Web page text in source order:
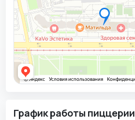
График работы пиццерии